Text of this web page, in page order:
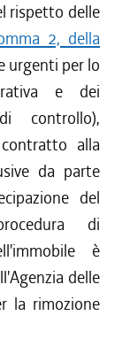
rispetto delle
2, della
urgenti per lo
e dei
controllo),
alla
da parte
del
di
è
delle
la rimozione